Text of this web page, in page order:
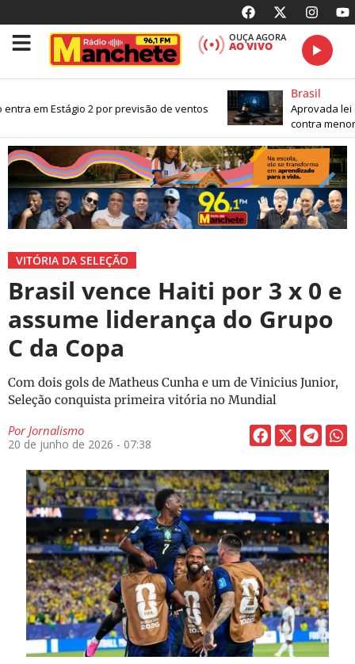
OUÇA AGORA
AO VIVO
em Estágio 2 por previsão de ventos
Brasil
Aprovada lei
contra
VITÓRIA DA SELEÇÃO
Brasil vence Haiti por 3 x 0 e
assume liderança do Grupo
C da Copa
Com dois gols de Matheus Cunha e um de Vinicius Junior,
Seleção conquista primeira vitória no Mundial
PorJornalismo
20 de junho de 2026 - 07:38